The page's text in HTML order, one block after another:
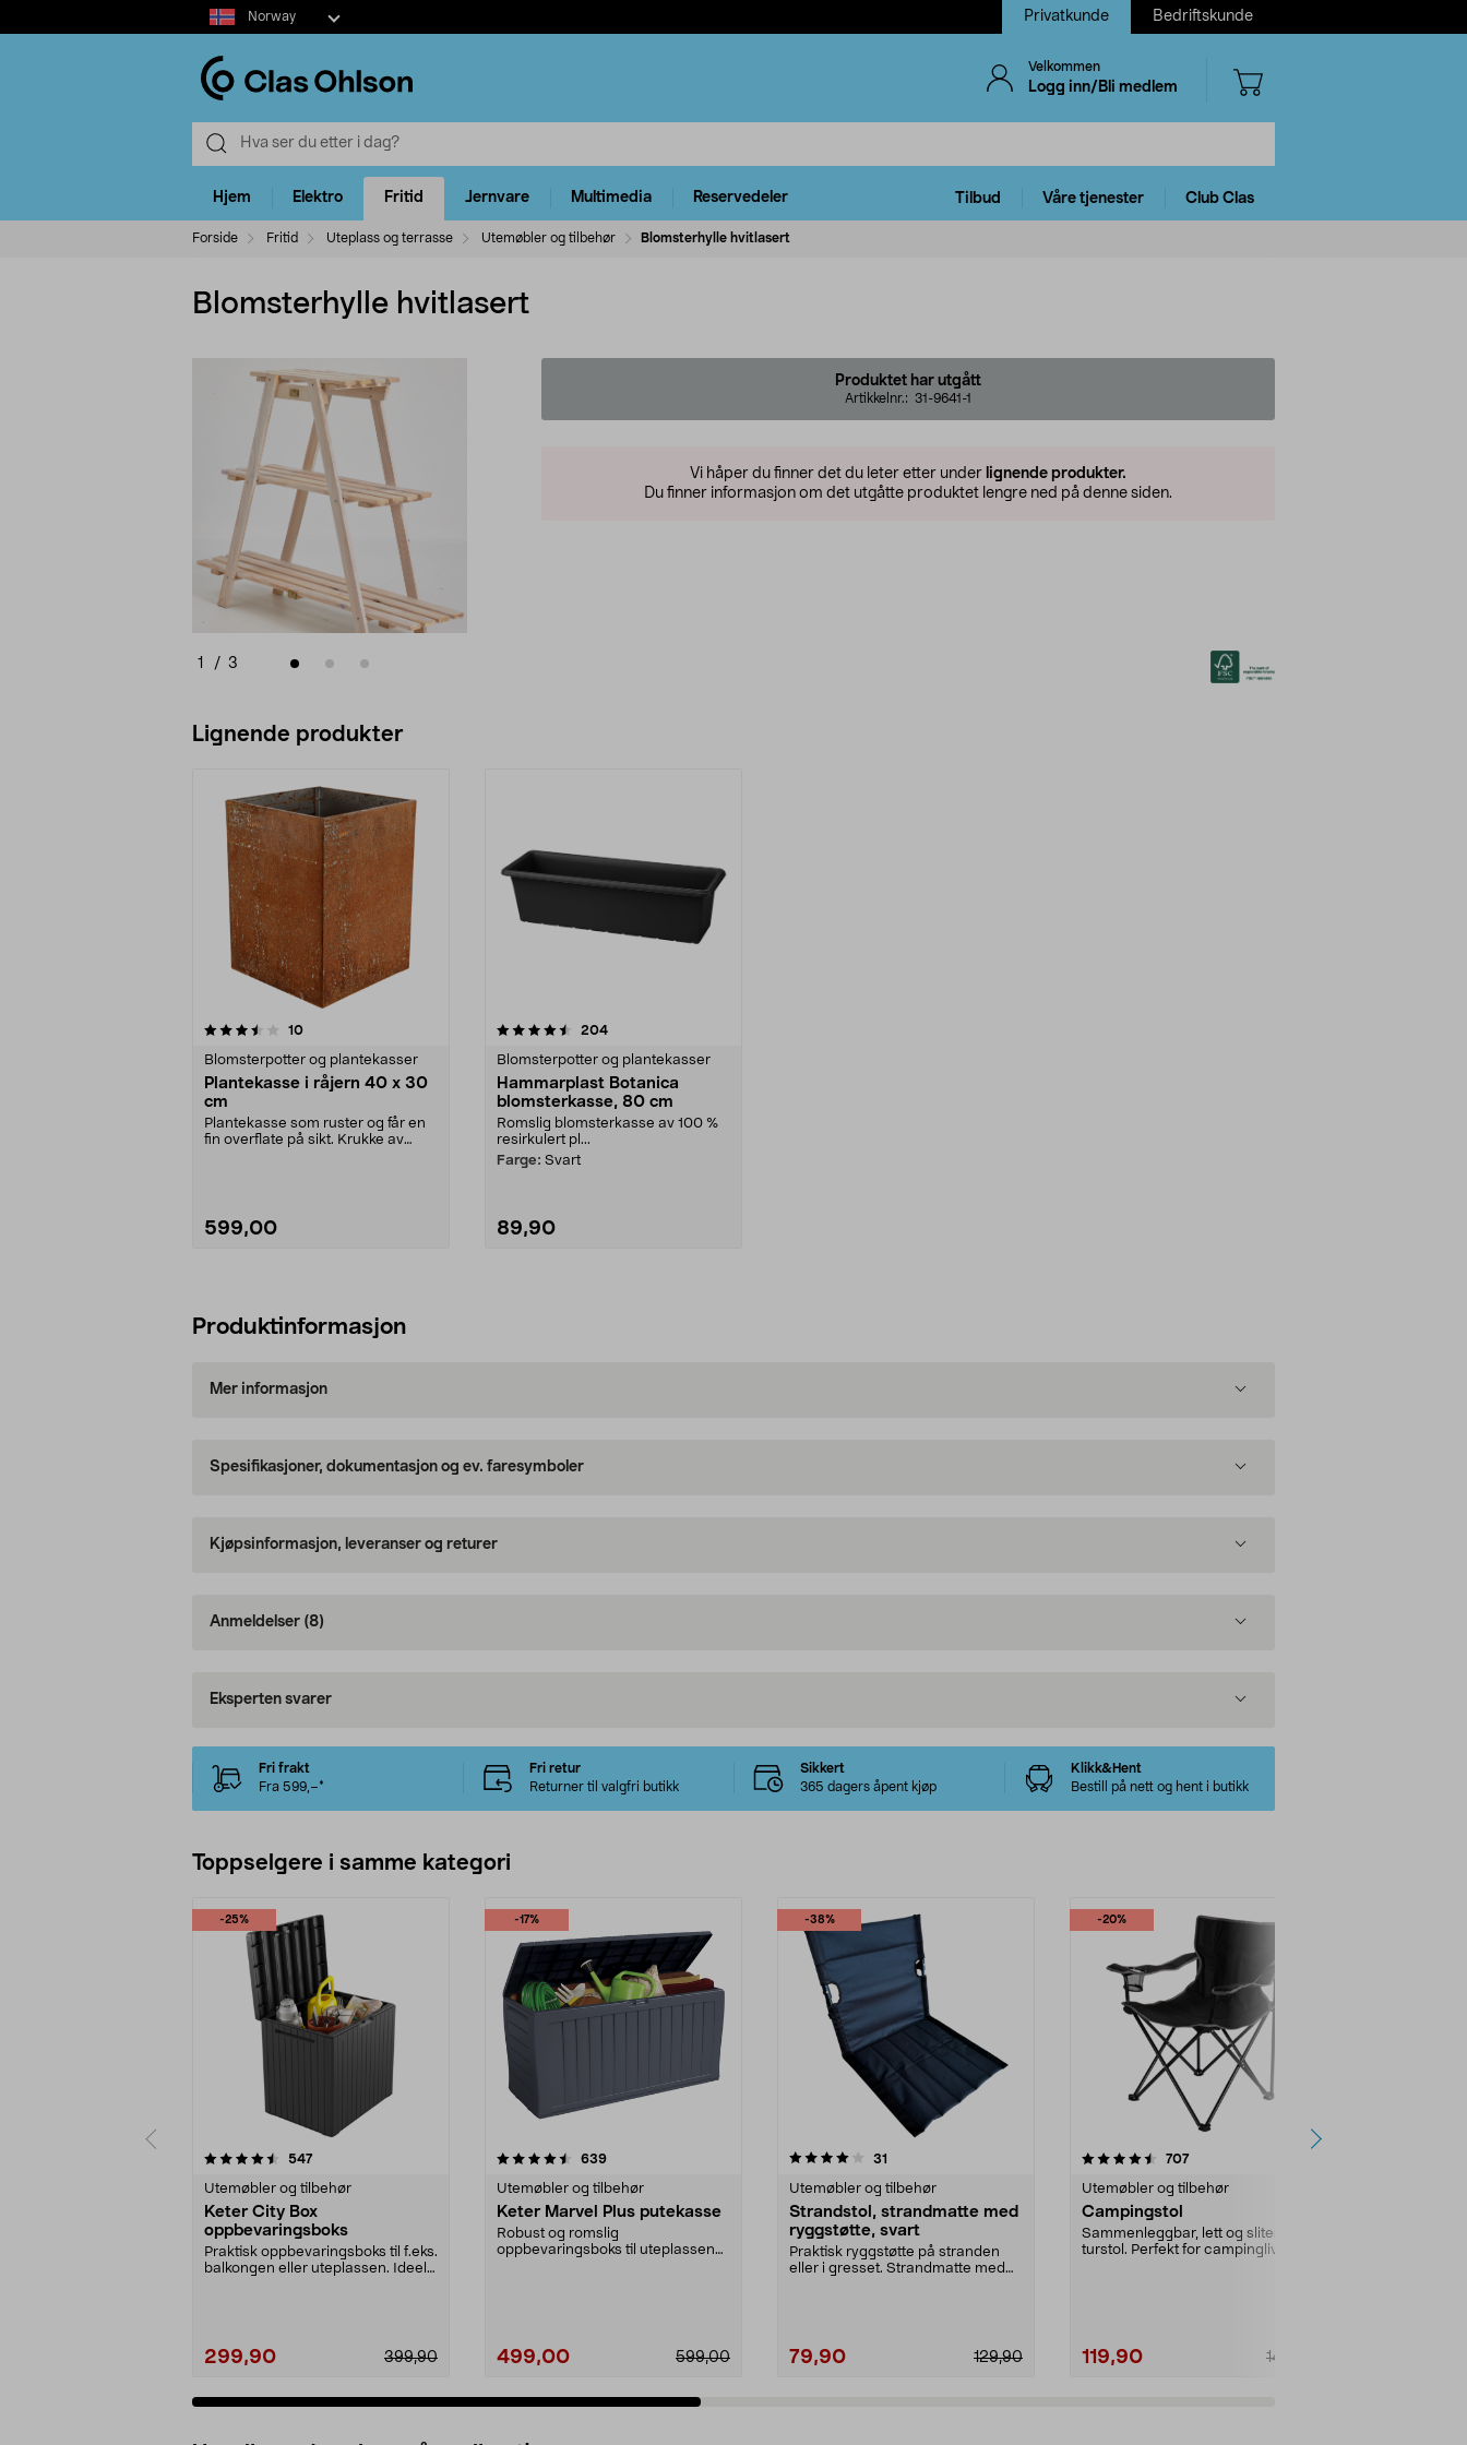
Select
market
Norway Privatkunde Bedriftskunde
Velkommen
Logg inn/Bli medlem
Hjem Elektro Fritid Jernvare Multimedia Reservedeler Tilbud Våre tjenester Club Clas
Forside Fritid Uteplass og terrasse Utemøbler og tilbehør Blomsterhylle hvitlasert
Blomsterhylle hvitlasert
1 / 3
Produktet har utgått
Artikkelnr.: 31-9641-1
Vi håper du finner det du leter etter under lignende produkter.
Du finner informasjon om det utgåtte produktet lengre ned på denne siden.
Lignende produkter
10anmeldelser
Blomsterpotter og plantekasser
Plantekasse i råjern 40 x 30
cm
Plantekasse som ruster og får en
fin overflate på sikt. Krukke av
599,00
4.5av 5 stjerner 204anmeldelser
Blomsterpotter og plantekasser
Hammarplast Botanica
blomsterkasse, 80 cm
Romslig blomsterkasse av 100 %
resirkulert pl...
Farge: Svart
89,90
Produktinformasjon
Mer informasjon
Spesifikasjoner, dokumentasjon og ev. faresymboler
Kjøpsinformasjon, leveranser og returer
Anmeldelser (8)
Eksperten svarer
Fri frakt
Fra 599,–*
Fri retur
Returner til valgfri butikk
Sikkert
365 dagers åpent kjøp
Klikk&Hent
Bestill på nett og hent i butikk
Toppselgere i samme kategori
-25%
547anmeldelser
Utemøbler og tilbehør
Keter City Box
oppbevaringsboks
Praktisk oppbevaringsboks til f.eks.
balkongen eller uteplassen. Ideell
299,90 399,90
-17%
4.5 av 5 stjerner 639anmeldelser
Utemøbler og tilbehør
Keter Marvel Plus putekasse
Robust og romslig
oppbevaringsboks til uteplassen
499,00 599,00
-38%
4.0 av 5 stjerner 31
Utemøbler og tilbehør
Strandstol, strandmatte med
ryggstøtte, svart
Praktisk ryggstøtte på stranden
eller i gresset. Strandmatte med
79,90 129,90
-20%
4.5 av 5 stjerner 707anmeldelser
Utemøbler og tilbehør
Campingstol
Sammenleggbar, lett og slitesterk
turstol. Perfekt for campinglivet,
119,90 149,90
4.0 av 5 stjerner